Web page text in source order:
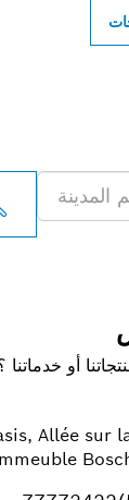
أو خدماتنا
Allée sur